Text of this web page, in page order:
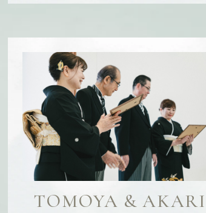
TOMOYA & AKARI